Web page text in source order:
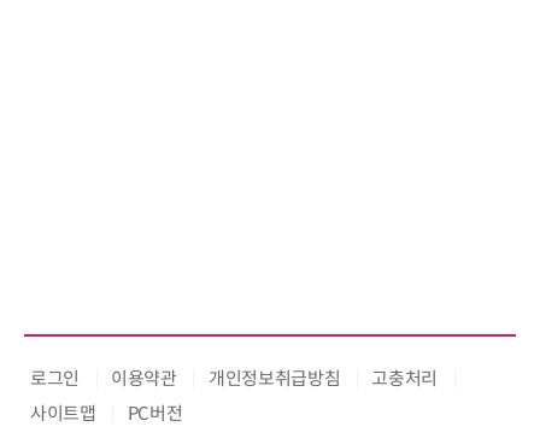
로그인 이용약관 개인정보취급방침
고충처리
사이트맵
PC버전